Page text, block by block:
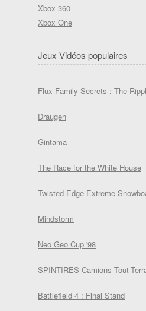
Xbox 360
Xbox One
Jeux Vidéos populaires
Flux Family Secrets : The
Draugen
Gintama
The Race for the White House
Twisted Edge Extreme
Mindstorm
Neo Geo Cup '98
SPINTIRES Camions Tout-
Battlefield 4 : Final Stand